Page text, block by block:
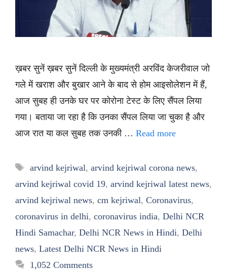
ख़बर सुनें ख़बर सुनें दिल्ली के मुख्यमंत्री अरविंद केजरीवाल जो
गले में खराश और बुखार आने के बाद से होम आइसोलेशन में हैं,
आज सुबह ही उनके घर पर कोरोना टेस्ट के लिए सैंपल लिया
गया। बताया जा रहा है कि उनका सैंपल लिया जा चुका है और
आज रात या कल सुबह तक उनकी … Read more
Tags
arvind kejriwal, arvind kejriwal corona news,
arvind kejriwal covid 19, arvind kejriwal latest news,
arvind kejriwal news, cm kejriwal, Coronavirus,
coronavirus in delhi, coronavirus india, Delhi NCR
Hindi Samachar, Delhi NCR News in Hindi, Delhi
news, Latest Delhi NCR News in Hindi
1,052 Comments